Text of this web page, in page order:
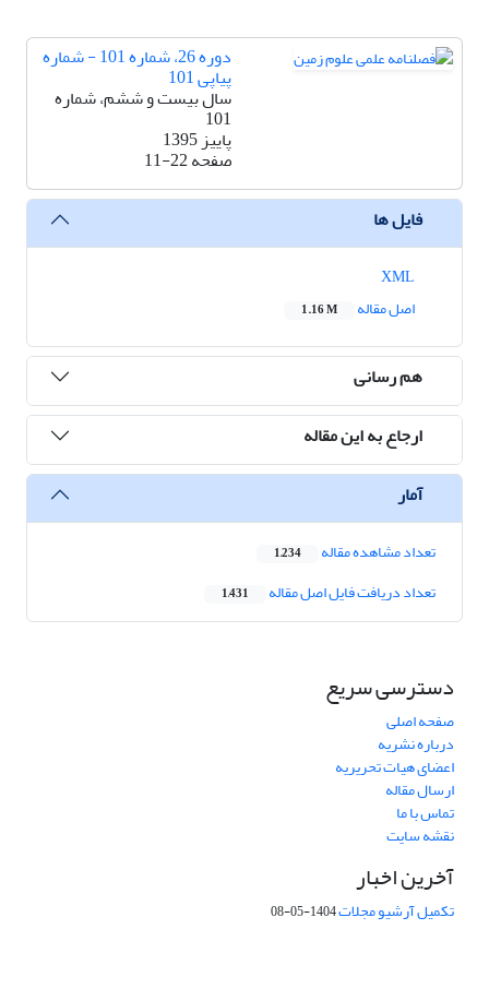
دوره 26، شماره 101 - شماره
پیاپی 101
سال بیست و ششم، شماره
101
پاییز 1395
صفحه11-22
فایل ها
اصل مقاله
1.16 M
هم رسانی
ارجاع به این مقاله
آمار
تعداد مشاهده مقاله 1,234
تعداد دریافت فایل اصل مقاله 1,431
دسترسی سریع
صفحه اصلی
درباره نشریه
اعضای هیات تحریریه
ارسال مقاله
تماس با ما
نقشه سایت
آخرین اخبار
تکمیل آرشیو مجلات1404-05-08